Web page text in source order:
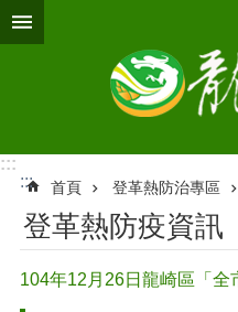
跳到主要內容區塊
:::
:::
首頁 登革熱防治專區
登革熱防疫資訊
104年12月26日龍崎區「全